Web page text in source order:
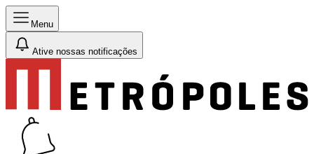
Menu
Ative nossas notificações